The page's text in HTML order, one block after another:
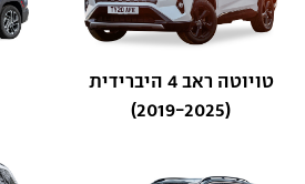
טויוטה ראב 4 היברידית
(2019-2025)